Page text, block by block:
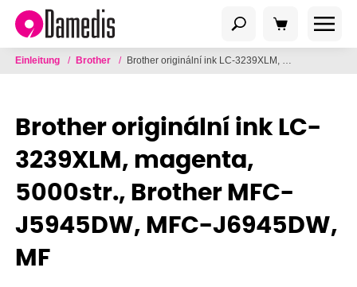
Einleitung / Brother / Brother originální ink LC-3239XLM, magenta, 5000str., Brother MFC-J5945DW, MFC-J6945DW, MF
Brother originální ink LC-
3239XLM, magenta,
5000str., Brother MFC-
J5945DW, MFC-J6945DW,
MF